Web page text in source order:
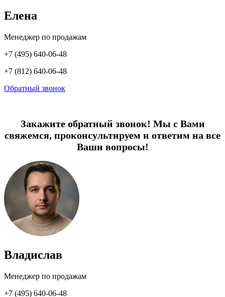
Елена
Менеджер по продажам
+7 (495) 640-06-48
+7 (812) 640-06-48
Обратный звонок
Закажите обратный звонок! Мы с Вами
свяжемся, проконсультируем и ответим на все
Ваши вопросы!
Владислав
Менеджер по продажам
+7 (495) 640-06-48